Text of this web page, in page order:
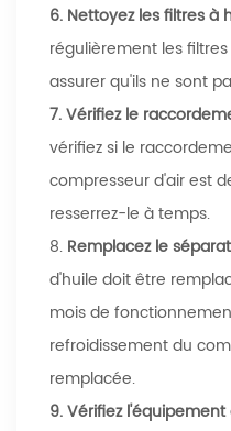
6. Nettoyez les filtres à
régulièrement les
assurer qu'ils ne sont
7.Vérifiez le
vérifiez si le
compresseur d'air est
resserrez-le à temps.
8. Remplacez le
d'huile doit être
mois de
refroidissement du
remplacée.
9.Vérifiez